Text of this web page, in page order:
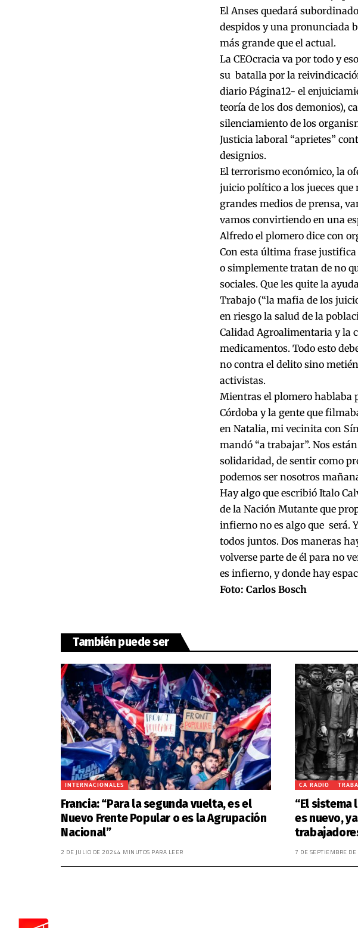
El Anses quedará
despidos y una pronunciada
más grande que el actual.
La CEOcracia va por todo y
su batalla por la
diario Página12- el
teoría de los dos demonios),
silenciamiento de los
Justicia laboral “aprietes”
designios.
El terrorismo económico, la
juicio político a los jueces
grandes medios de prensa,
vamos convirtiendo en una
Alfredo el plomero dice con
Con esta última frase justifica
o simplemente tratan de no
sociales. Que les quite la
Trabajo (“la mafia de los
en riesgo la salud de la
Calidad Agroalimentaria y la
medicamentos. Todo esto
no contra el delito sino
activistas.
Mientras el plomero hablaba
Córdoba y la gente que
en Natalia, mi vecinita con
mandó “a trabajar”. Nos
solidaridad, de sentir como
podemos ser nosotros
Hay algo que escribió Italo
de la Nación Mutante que
infierno no es algo que será.
todos juntos. Dos maneras
volverse parte de él para no
es infierno, y donde hay
Foto: Carlos Bosch
También puede ser
INTERNACIONALES
Francia: “Para la segunda vuelta, es el
Nuevo Frente Popular o es la Agrupación
Nacional”
2 DE JULIO DE 20244 MINUTOS PARA LEER
CA RADIO
“El sistema
es nuevo,
7 DE SEPTIEMBRE